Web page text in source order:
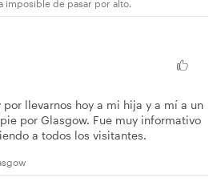
imposible de pasar por alto.
llevarnos hoy a mi hija y a mí a un
por Glasgow. Fue muy informativo
a todos los visitantes.